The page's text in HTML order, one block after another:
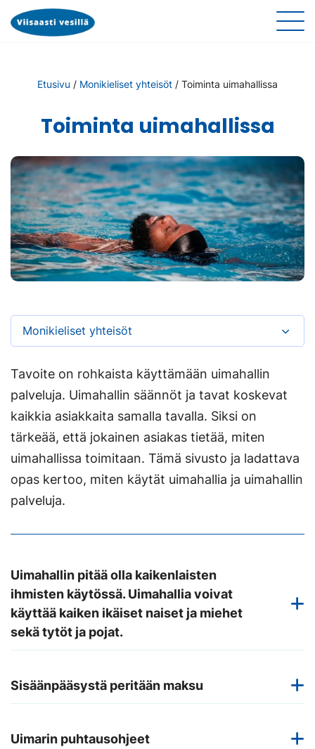
Etusivu / Monikieliset yhteisöt / Toiminta uimahallissa
Toiminta uimahallissa
Monikieliset yhteisöt
Tavoite on rohkaista käyttämään uimahallin
palveluja. Uimahallin säännöt ja tavat koskevat
kaikkia asiakkaita samalla tavalla. Siksi on
tärkeää, että jokainen asiakas tietää, miten
uimahallissa toimitaan. Tämä sivusto ja ladattava
opas kertoo, miten käytät uimahallia ja uimahallin
palveluja.
Uimahallin pitää olla kaikenlaisten
ihmisten käytössä. Uimahallia voivat
käyttää kaiken ikäiset naiset ja miehet
sekä tytöt ja pojat.
Sisäänpääsystä peritään maksu
Uimarin puhtausohjeet